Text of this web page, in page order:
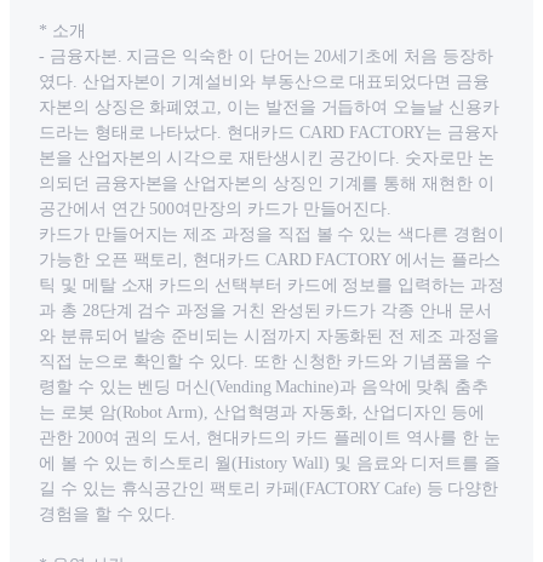
* 소개
- 금융자본. 지금은 익숙한 이 단어는 20세기초에 처음 등장하
였다. 산업자본이 기계설비와 부동산으로 대표되었다면 금융
자본의 상징은 화폐였고, 이는 발전을 거듭하여 오늘날 신용카
드라는 형태로 나타났다. 현대카드 CARD FACTORY는 금융자
본을 산업자본의 시각으로 재탄생시킨 공간이다. 숫자로만 논
의되던 금융자본을 산업자본의 상징인 기계를 통해 재현한 이
공간에서 연간 500여만장의 카드가 만들어진다.
카드가 만들어지는 제조 과정을 직접 볼 수 있는 색다른 경험이
가능한 오픈 팩토리, 현대카드 CARD FACTORY 에서는 플라스
틱 및 메탈 소재 카드의 선택부터 카드에 정보를 입력하는 과정
과 총 28단계 검수 과정을 거친 완성된 카드가 각종 안내 문서
와 분류되어 발송 준비되는 시점까지 자동화된 전 제조 과정을
직접 눈으로 확인할 수 있다. 또한 신청한 카드와 기념품을 수
령할 수 있는 벤딩 머신(Vending Machine)과 음악에 맞춰 춤추
는 로봇 암(Robot Arm), 산업혁명과 자동화, 산업디자인 등에
관한 200여 권의 도서, 현대카드의 카드 플레이트 역사를 한 눈
에 볼 수 있는 히스토리 월(History Wall) 및 음료와 디저트를 즐
길 수 있는 휴식공간인 팩토리 카페(FACTORY Cafe) 등 다양한
경험을 할 수 있다.